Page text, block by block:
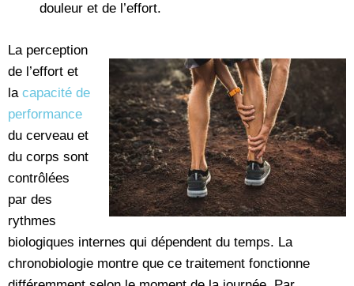
douleur et de l’effort.
La perception
de l’effort et
la capacité de
performance
du cerveau et
du corps sont
contrôlées
par des
rythmes
biologiques internes qui dépendent du temps. La
chronobiologie montre que ce traitement fonctionne